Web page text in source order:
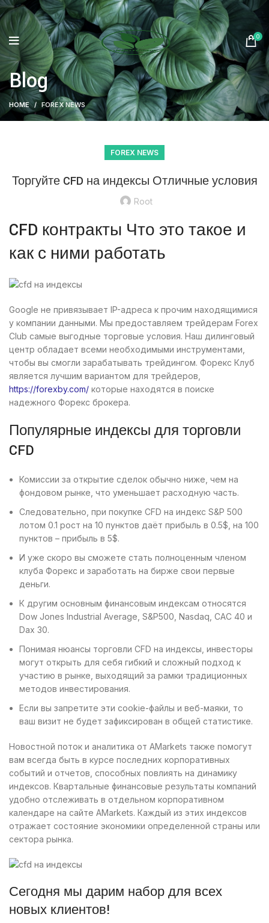
0
Blog
HOME FOREX NEWS
FOREX NEWS
Торгуйте CFD на индексы Отличные условия
Root
CFD контракты Что это такое и
как с ними работать
Google не привязывает IP-адреса к прочим находящимися
у компании данными. Мы предоставляем трейдерам Forex
Club самые выгодные торговые условия. Наш дилинговый
центр обладает всеми необходимыми инструментами,
чтобы вы смогли зарабатывать трейдингом. Форекс Клуб
является лучшим вариантом для трейдеров,
https://forexby.com/ которые находятся в поиске
надежного Форекс брокера.
Популярные индексы для торговли
CFD
Комиссии за открытие сделок обычно ниже, чем на
фондовом рынке, что уменьшает расходную часть.
Следовательно, при покупке CFD на индекс S&P 500
лотом 0.1 рост на 10 пунктов даёт прибыль в 0.5$, на 100
пунктов – прибыль в 5$.
И уже скоро вы сможете стать полноценным членом
клуба Форекс и заработать на бирже свои первые
деньги.
К другим основным финансовым индексам относятся
Dow Jones Industrial Average, S&P500, Nasdaq, CAC 40 и
Dax 30.
Понимая нюансы торговли CFD на индексы, инвесторы
могут открыть для себя гибкий и сложный подход к
участию в рынке, выходящий за рамки традиционных
методов инвестирования.
Если вы запретите эти cookie-файлы и веб-маяки, то
ваш визит не будет зафиксирован в общей статистике.
Новостной поток и аналитика от AMarkets также помогут
вам всегда быть в курсе последних корпоративных
событий и отчетов, способных повлиять на динамику
индексов. Квартальные финансовые результаты компаний
удобно отслеживать в отдельном корпоративном
календаре на сайте AMarkets. Каждый из этих индексов
отражает состояние экономики определенной страны или
сектора рынка.
Сегодня мы дарим набор для всех
новых клиентов!